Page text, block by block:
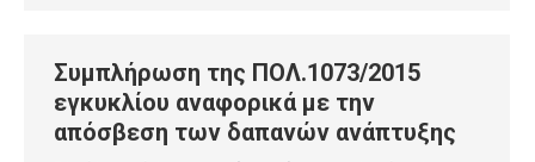
Συμπλήρωση της ΠΟΛ.1073/2015
εγκυκλίου αναφορικά με την
απόσβεση των δαπανών ανάπτυξης